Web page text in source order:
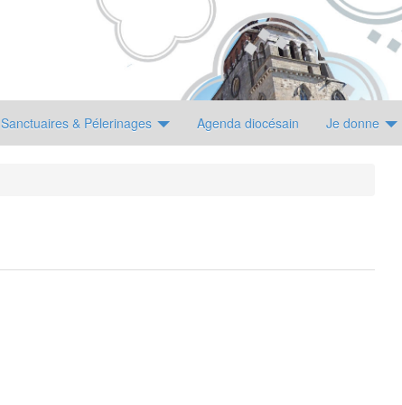
Sanctuaires & Pélerinages Agenda diocésain Je donne